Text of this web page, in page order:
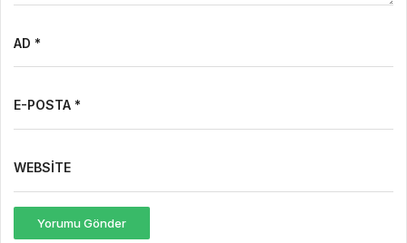
AD *
E-POSTA *
WEBSITE
Yorumu Gönder